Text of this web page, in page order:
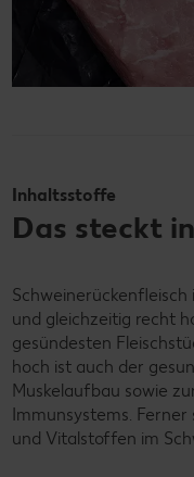
Inhaltsstoffe
Das steckt
und gleichzeitig recht
gesündesten
hoch ist auch der
Muskelaufbau sowie
Immunsystems.
und Vitalstoffen im